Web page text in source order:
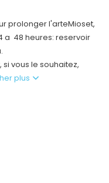
prolonger l'arteMioset,
a 48 heures: reservoir
vous le souhaitez,
plus